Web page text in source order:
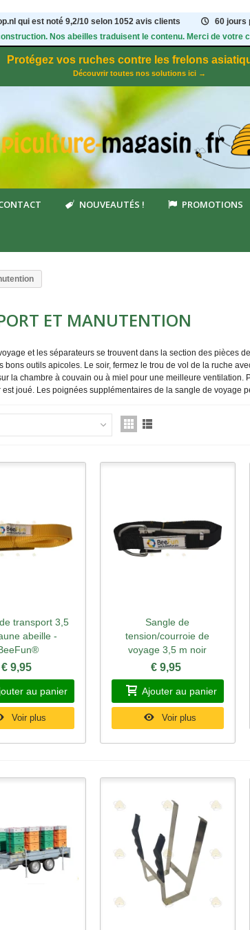
qui est noté 9,2/10 selon 1052avis clients 60 jours
Nos abeilles traduisent le contenu. Merci de votre
Protégez vos ruches contre les frelons
Découvrir toutes nos solutions ici →
NOUVEAUTÉS ! PROMOTIONS
ET MANUTENTION
et les séparateurs se trouvent dans la section des pièces
bons outils apicoles. Le soir, fermez le trou de vol de la ruche
la chambre à couvain ou à miel pour une meilleure
est joué. Les poignées supplémentaires de la sangle de voyage
rapide
transport 3,5
abeille -
€ 9,95
au panier
Voir plus
Aperçu rapide
Sangle de
tension/courroie de
voyage 3,5 m noir
€ 9,95
Ajouter au panier
Voir plus